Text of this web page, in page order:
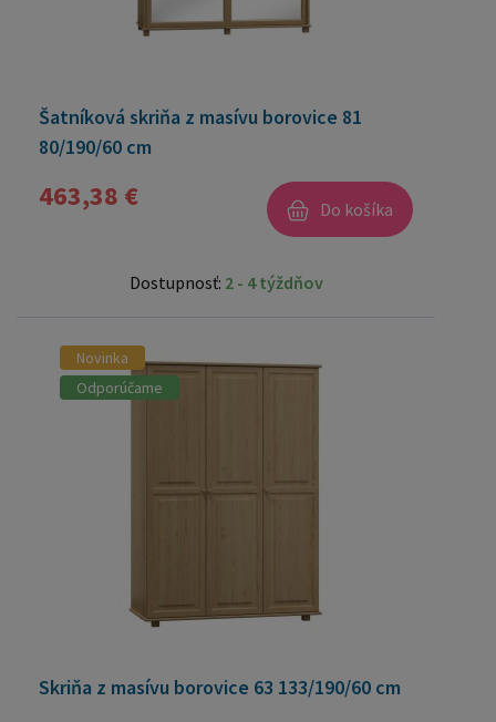
Šatníková skriňa z masívu borovice 81
80/190/60 cm
463,38 € Do košíka
Dostupnosť: 2 - 4 týždňov
Novinka
Odporúčame
Skriňa z masívu borovice 63 133/190/60 cm